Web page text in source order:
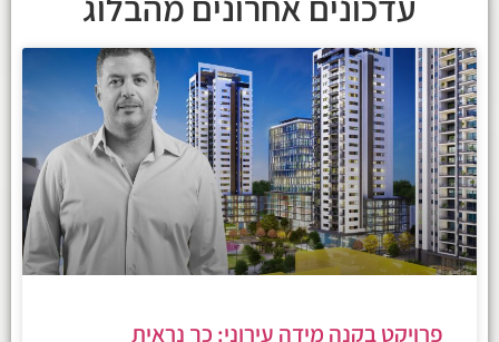
פרויקט בקנה מידה עירוני: כך נראית